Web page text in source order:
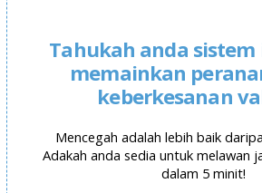
Tahukah anda
memainkan
keberkesanan
Mencegah adalah lebih baik
Adakah anda sedia untuk melawan
dalam 5 minit!